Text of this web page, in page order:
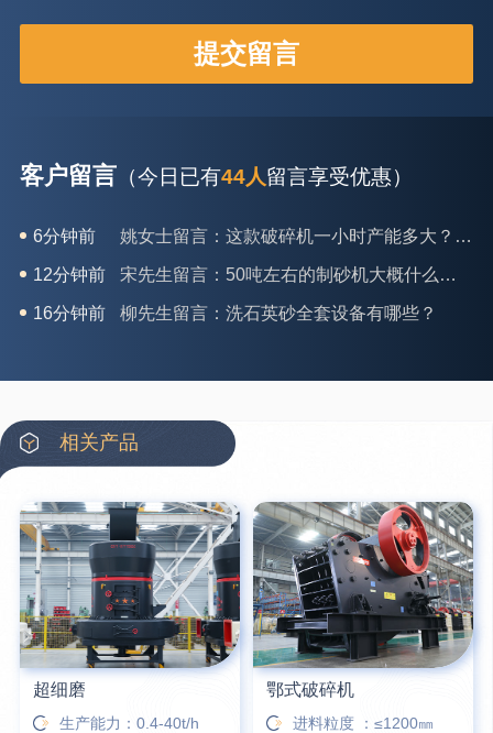
客户留言（今日已有44人留言享受优惠）
6分钟前 姚女士留言：这款破碎机一小时产能多大？是用电的还是燃油的？
12分钟前 宋先生留言：50吨左右的制砂机大概什么价位？
16分钟前 柳先生留言：洗石英砂全套设备有哪些？
31分钟前 马女士留言：我想咨询一条生产线，你们能做吗？
35分钟前 龚先生留言：处理河石、花岗岩的500*750颚破机什么价位？
39分钟前 翟先生留言：石头碎沙设备和洗砂设备有吗？
42分钟前 蒋先生留言：硬岩颚式破碎机带不带电机？
3分钟前 王先生留言：水泥厂熟料能破碎吗？推荐用什么机器？
相关产品
超细磨
生产能力：0.4-40t/h
鄂式破碎机
进料粒度 ：≤1200㎜